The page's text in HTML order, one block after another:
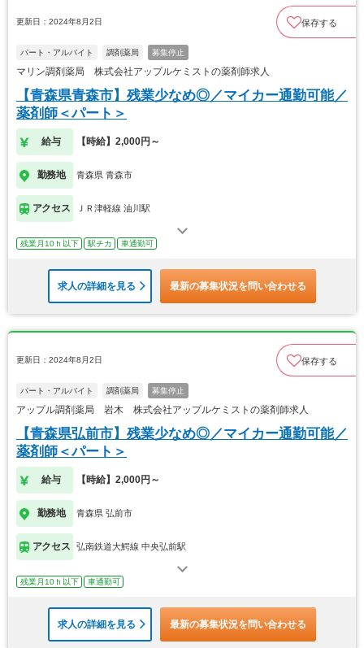
更新日：2024年8月2日 保存する
パート・アルバイト 調剤薬局 募集停止
マリン調剤薬局 株式会社アップルケミストの薬剤師求人
【青森県青森市】残業少なめ◎／マイカー通勤可能／
薬剤師＜パート＞
給与 【時給】2,000円～
勤務地 青森県 青森市
アクセス ＪＲ津軽線 油川駅
残業月10ｈ以下 駅チカ 車通勤可
求人の詳細を見る 最新の募集状況を問い合わせる
更新日：2024年8月2日 保存する
パート・アルバイト 調剤薬局 募集停止
アップル調剤薬局 岩木 株式会社アップルケミストの薬剤師求人
【青森県弘前市】残業少なめ◎／マイカー通勤可能／
薬剤師＜パート＞
給与 【時給】2,000円～
勤務地 青森県 弘前市
アクセス 弘南鉄道大鰐線 中央弘前駅
残業月10ｈ以下 車通勤可
求人の詳細を見る 最新の募集状況を問い合わせる